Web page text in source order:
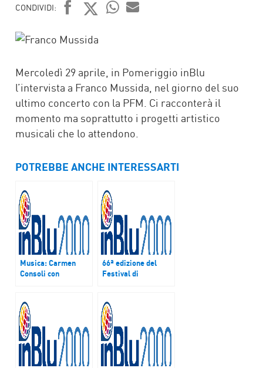
CONDIVIDI:
FACEBOOK
TWITTER
Mercoledì 29 aprile, in Pomeriggio inBlu
l’intervista a Franco Mussida, nel giorno del suo
ultimo concerto con la PFM. Ci racconterà il
momento ma soprattutto i progetti artistico
musicali che lo attendono.
POTREBBE ANCHE INTERESSARTI
Musica: Carmen
Consoli con
a inBlu Radio
66ª edizione del
Festival di
Ezio Bosso